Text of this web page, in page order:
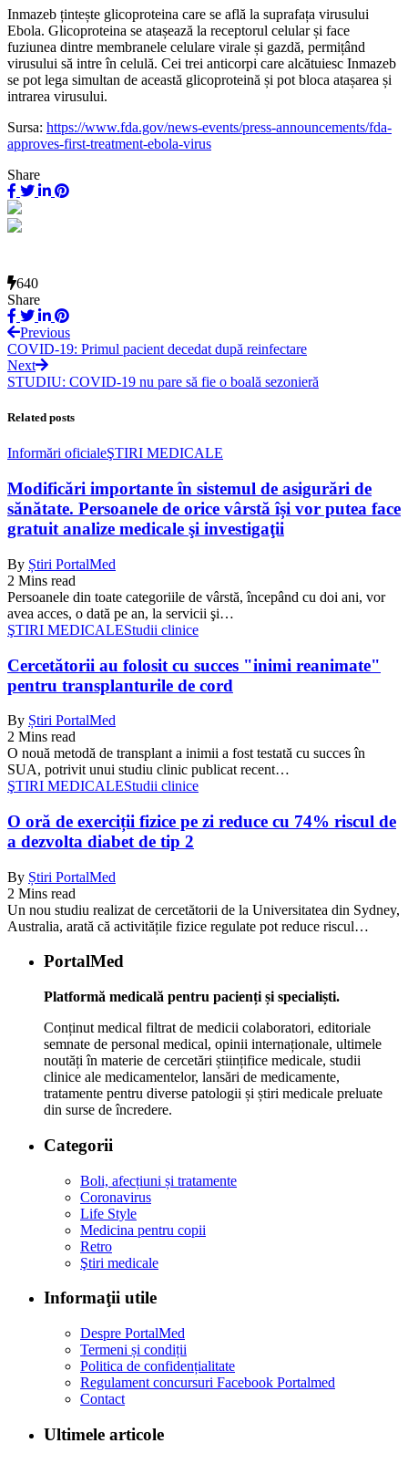
Inmazeb țintește glicoproteina care se află la suprafața virusului
Ebola. Glicoproteina se atașează la receptorul celular și face
fuziunea dintre membranele celulare virale și gazdă, permițând
virusului să intre în celulă. Cei trei anticorpi care alcătuiesc Inmazeb
se pot lega simultan de această glicoproteină și pot bloca atașarea și
intrarea virusului.
Sursa: https://www.fda.gov/news-events/press-announcements/fda-
approves-first-treatment-ebola-virus
Share
640
Share
Previous
COVID-19: Primul pacient decedat după reinfectare
Next
STUDIU: COVID-19 nu pare să fie o boală sezonieră
Related posts
Informări oficialeŞTIRI MEDICALE
Modificări importante în sistemul de asigurări de
sănătate. Persoanele de orice vârstă își vor putea face
gratuit analize medicale şi investigaţii
By Știri PortalMed
2 Mins read
Persoanele din toate categoriile de vârstă, începând cu doi ani, vor
avea acces, o dată pe an, la servicii şi…
ŞTIRI MEDICALEStudii clinice
Cercetătorii au folosit cu succes "inimi reanimate"
pentru transplanturile de cord
By Știri PortalMed
2 Mins read
O nouă metodă de transplant a inimii a fost testată cu succes în
SUA, potrivit unui studiu clinic publicat recent…
ŞTIRI MEDICALEStudii clinice
O oră de exerciții fizice pe zi reduce cu 74% riscul de
a dezvolta diabet de tip 2
By Știri PortalMed
2 Mins read
Un nou studiu realizat de cercetătorii de la Universitatea din Sydney,
Australia, arată că activitățile fizice regulate pot reduce riscul…
PortalMed
Platformă medicală pentru pacienți și specialiști.
Conținut medical filtrat de medicii colaboratori, editoriale
semnate de personal medical, opinii internaționale, ultimele
noutăți în materie de cercetări științifice medicale, studii
clinice ale medicamentelor, lansări de medicamente,
tratamente pentru diverse patologii și știri medicale preluate
din surse de încredere.
Categorii
Boli, afecțiuni și tratamente
Coronavirus
Life Style
Medicina pentru copii
Retro
Ştiri medicale
Informaţii utile
Despre PortalMed
Termeni și condiții
Politica de confidențialitate
Regulament concursuri Facebook Portalmed
Contact
Ultimele articole